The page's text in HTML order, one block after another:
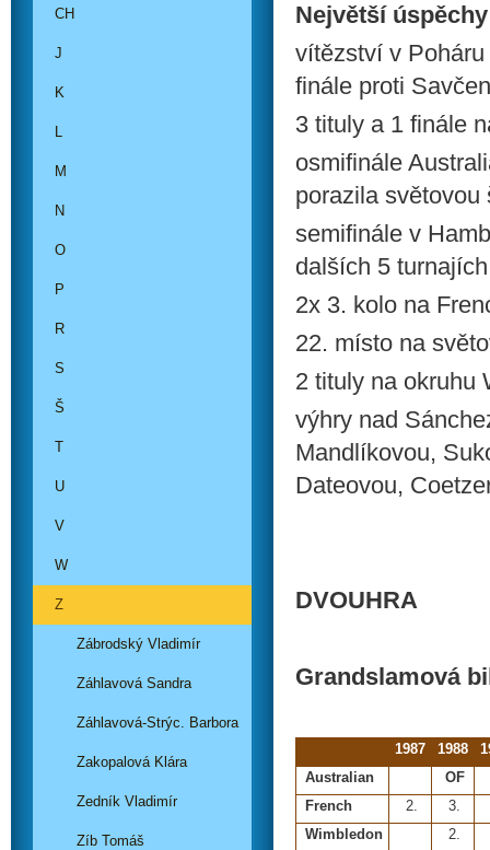
Největší
vítězství v
finále proti
3 tituly a 1 finále
osmifinále
porazila světovou
semifinále v
dalších 5
2x 3. kolo na
22. místo na
2 tituly na okruhu
výhry nad
Mandlíkovou,
Dateovou,
DVOUHRA
Grandslamová
1987 1988
Australian
OF
French
2.
3.
Wimbledon
2.
CH
J
K
L
M
N
O
P
R
S
Š
T
U
V
W
Z
Zábrodský Vladimír
Záhlavová Sandra
Záhlavová-Strýc. Barbora
Zakopalová Klára
Zedník Vladimír
Zíb Tomáš